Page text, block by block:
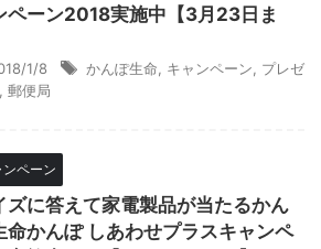
ペーン2018実施中【3月23日ま
1/8 かんぽ生命 キャンペーン
プレゼ
郵便局
ンペーン
ズに答えて家電製品が当たるかん
命かんぽ しあわせプラスキャンペ